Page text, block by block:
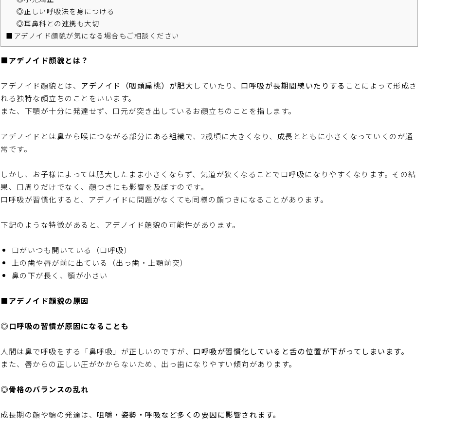
◎正しい呼吸法を身につける
◎耳鼻科との連携も大切
■アデノイド顔貌が気になる場合もご相談ください
■アデノイド顔貌とは？
アデノイド顔貌とは、 アデノイド（咽頭扁桃）が肥大 していたり、 口呼吸が長期間続いたりする ことによって形成さ
れる独特な顔立ちのことをいいます。
また、下顎が十分に発達せず、口元が突き出しているお顔立ちのことを指します。
アデノイドとは鼻から喉につながる部分にある組織で、2歳頃に大きくなり、成長とともに小さくなっていくのが通
常です。
しかし、お子様によっては肥大したまま小さくならず、気道が狭くなることで口呼吸になりやすくなります。その結
果、口周りだけでなく、顔つきにも影響を及ぼすのです。
口呼吸が習慣化すると、アデノイドに問題がなくても同様の顔つきになることがあります。
下記のような特徴があると、アデノイド顔貌の可能性があります。
口がいつも開いている（口呼吸）
上の歯や唇が前に出ている（出っ歯・上顎前突）
鼻の下が長く、顎が小さい
■アデノイド顔貌の原因
◎口呼吸の習慣が原因になることも
人間は鼻で呼吸をする「鼻呼吸」が正しいのですが、 口呼吸が習慣化していると舌の位置が下がってしまいます。
また、唇からの正しい圧がかからないため、出っ歯になりやすい傾向があります。
◎骨格のバランスの乱れ
成長期の顔や顎の発達は、咀嚼・姿勢・呼吸など多くの要因に影響されます。